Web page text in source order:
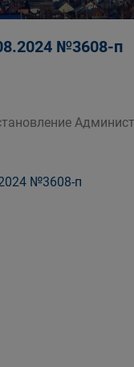
№3608-п
№3608-п